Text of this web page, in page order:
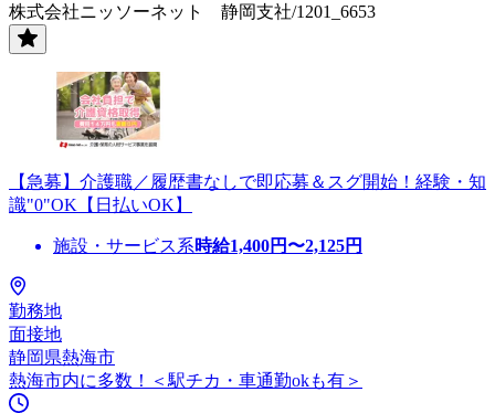
株式会社ニッソーネット 静岡支社/1201_6653
【急募】介護職／履歴書なしで即応募＆スグ開始！経験・知
識"0"OK【日払いOK】
施設・サービス系時給1,400円〜2,125円
勤務地
面接地
静岡県熱海市
熱海市内に多数！＜駅チカ・車通勤okも有＞